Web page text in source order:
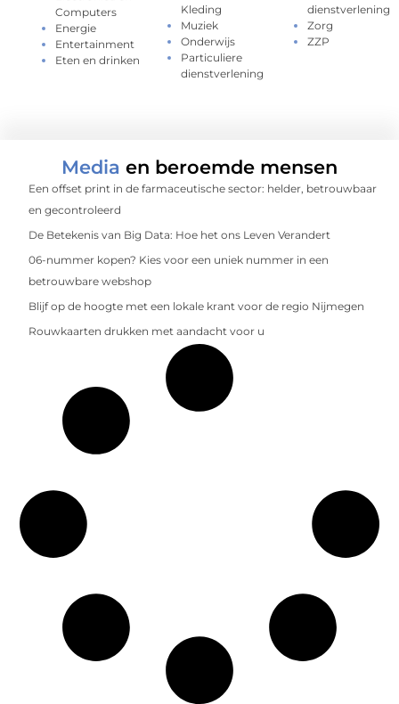
Computers
Energie
Entertainment
Eten en drinken
Kleding
Muziek
Onderwijs
Particuliere
dienstverlening
dienstverlening
Zorg
ZZP
Media en beroemde mensen
Een offset print in de farmaceutische sector: helder, betrouwbaar
en gecontroleerd
De Betekenis van Big Data: Hoe het ons Leven Verandert
06-nummer kopen? Kies voor een uniek nummer in een
betrouwbare webshop
Blijf op de hoogte met een lokale krant voor de regio Nijmegen
Rouwkaarten drukken met aandacht voor u